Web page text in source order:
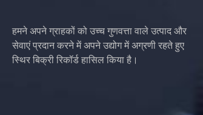
हमने अपने ग्राहकों को उच्च गुणवत्ता वाले उत्पाद और
सेवाएं प्रदान करने में अपने उद्योग में अग्रणी रहते हुए
स्थिर बिक्री रिकॉर्ड हासिल किया है।